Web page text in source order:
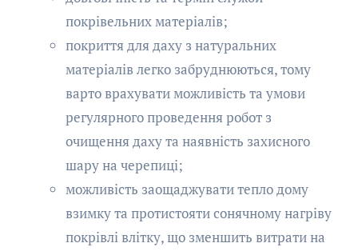
покрівельних матеріалів;
покриття для даху з натуральних
матеріалів легко забруднюються, тому
варто врахувати можливість та умови
регулярного проведення робот з
очищення даху та наявність захисного
шару на черепиці;
можливість заощаджувати тепло дому
взимку та протистояти сонячному нагріву
покрівлі влітку, що зменшить витрати на